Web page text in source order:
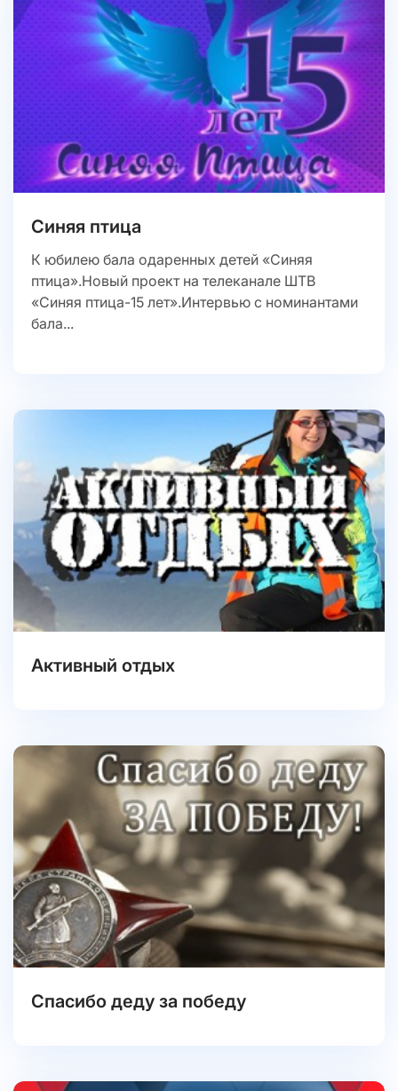
Синяя птица
К юбилею бала одаренных детей «Синяя
птица».Новый проект на телеканале ШТВ
«Синяя птица-15 лет».Интервью с номинантами
бала...
Активный отдых
Спасибо деду за победу